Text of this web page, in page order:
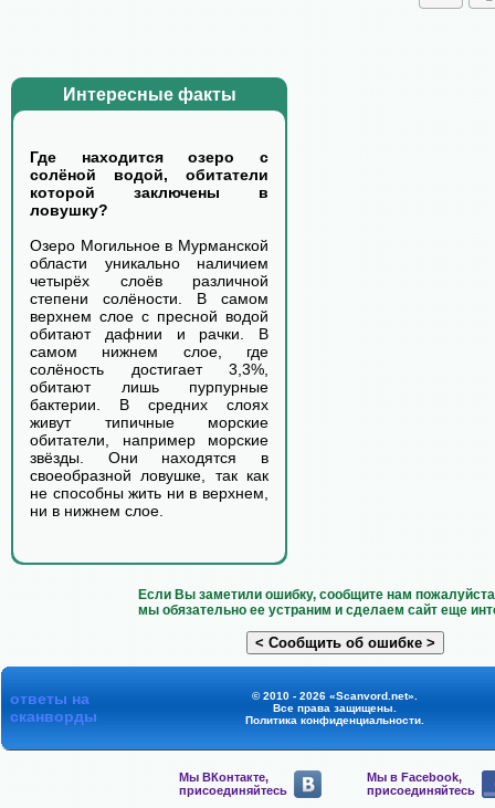
Интересные факты
Где находится озеро с
солёной водой, обитатели
которой заключены в
ловушку?
Озеро Могильное в Мурманской
области уникально наличием
четырёх слоёв различной
степени солёности. В самом
верхнем слое с пресной водой
обитают дафнии и рачки. В
самом нижнем слое, где
солёность достигает 3,3%,
обитают лишь пурпурные
бактерии. В средних слоях
живут типичные морские
обитатели, например морские
звёзды. Они находятся в
своеобразной ловушке, так как
не способны жить ни в верхнем,
ни в нижнем слое.
Если Вы заметили ошибку, сообщите нам
мы обязательно ее устраним и сделаем сайт еще
ответы на
сканворды
© 2010 - 2026 «Scanvord.net».
Все права защищены.
Политика конфиденциальности.
Мы ВКонтакте,
присоединяйтесь
Мы в Facebook,
присоединяйтесь